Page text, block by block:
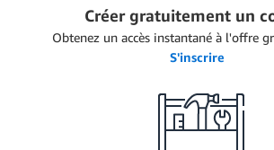
Créer gratuitement un
Obtenez un accès instantané à l'offre
S'inscrire